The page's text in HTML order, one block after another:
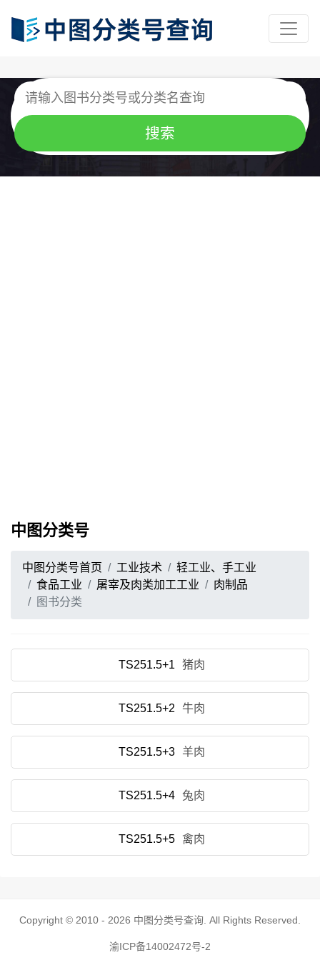
中图分类号
中图分类号首页 工业技术
轻工业、手工业
食品工业
屠宰及肉类加工工业
肉制品
图书分类
TS251.5+1 猪肉
TS251.5+2 牛肉
TS251.5+3 羊肉
TS251.5+4 兔肉
TS251.5+5 禽肉
Copyright © 2010 - 2026 中图分类号查询 . All Rights Reserved.
渝ICP备14002472号-2